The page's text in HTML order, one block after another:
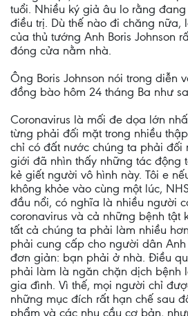
tuổi. Nhiều ký giả âu lo rằng đang
điều trị. Dù thế nào đi chăng nữa,
của thủ tướng Anh Boris Johnson
đóng cửa nằm nhà.
Ông Boris Johnson nói trong diễn
đồng bào hôm 24 tháng Ba như
Coronavirus là mối đe dọa lớn
từng phải đối mặt trong nhiều
chỉ có đất nước chúng ta phải đối
giới đã nhìn thấy những tác động
kẻ giết người vô hình này. Tôi e
không khỏe vào cùng một lúc,
đầu nổi, có nghĩa là nhiều người
coronavirus và cả những bệnh tật
tất cả chúng ta phải làm nhiều
phải cung cấp cho người dân
đơn giản: bạn phải ở nhà. Điều
phải làm là ngăn chặn dịch bệnh
gia đình. Vì thế, mọi người chỉ
những mục đích rất hạn chế sau
phẩm và các nhu cầu cơ bản,